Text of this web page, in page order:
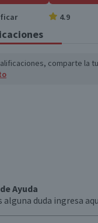
de un adulto promedio
4.9
comparte la
Ayuda
alguna duda ingresa